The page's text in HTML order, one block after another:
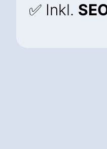
✅ Inkl.